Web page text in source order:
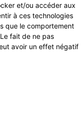
et/ou accéder aux
à ces technologies
que le comportement
fait de ne pas
avoir un effet négatif